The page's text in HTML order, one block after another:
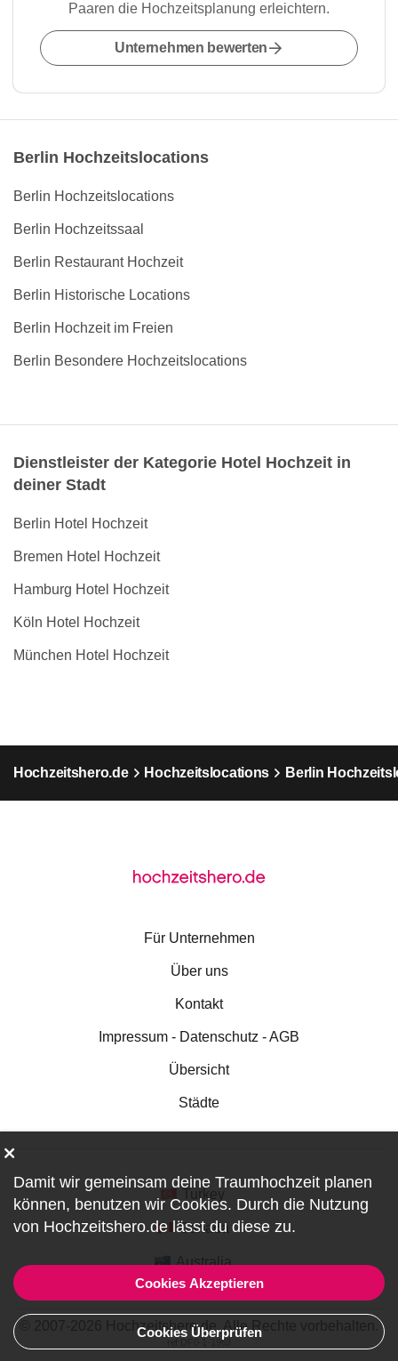
Paaren die Hochzeitsplanung erleichtern.
Unternehmen bewerten
Berlin Hochzeitslocations
Berlin Hochzeitslocations
Berlin Hochzeitssaal
Berlin Restaurant Hochzeit
Berlin Historische Locations
Berlin Hochzeit im Freien
Berlin Besondere Hochzeitslocations
Dienstleister der Kategorie Hotel Hochzeit in
deiner Stadt
Berlin Hotel Hochzeit
Bremen Hotel Hochzeit
Hamburg Hotel Hochzeit
Köln Hotel Hochzeit
München Hotel Hochzeit
Hochzeitshero.de Hochzeitslocations Berlin
Für Unternehmen
Über uns
Kontakt
Impressum - Datenschutz - AGB
Übersicht
Städte
Canada
Australia
© 2007-2026 Hochzeitshero.de. Alle Rechte vorbehalten.
ref:DF0-1-1963
Damit wir gemeinsam deine Traumhochzeit planen
können, benutzen wir Cookies. Durch die Nutzung
von Hochzeitshero.de lässt du diese zu.
Cookies Akzeptieren
Cookies Überprüfen